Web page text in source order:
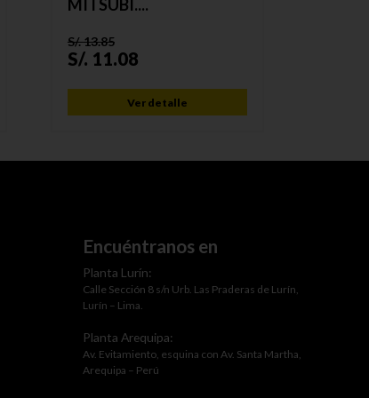
MITSUBI....
S/.13.85
S/. 11.08
Ver detalle
Encuéntranos en
Planta Lurín:
Calle Sección 8 s/n Urb. Las Praderas de Lurín,
Lurín – Lima.
Planta Arequipa:
Av. Evitamiento, esquina con Av. Santa Martha,
Arequipa – Perú